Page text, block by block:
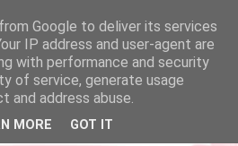
Google to deliver its services
IP address and user-agent are
with performance and security
of service, generate usage
address abuse.
MORE GOT IT